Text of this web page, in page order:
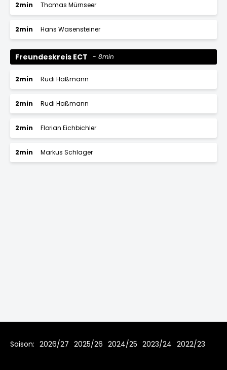
2min Thomas Mürnseer
2min Hans Wasensteiner
Freundeskreis ECT 8min
2min Rudi Haßmann
2min Rudi Haßmann
2min Florian Eichbichler
2min Markus Schlager
Saison: 2026/27 2025/26 2024/25 2023/24 2022/23